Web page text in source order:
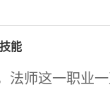
能
法师这一职业